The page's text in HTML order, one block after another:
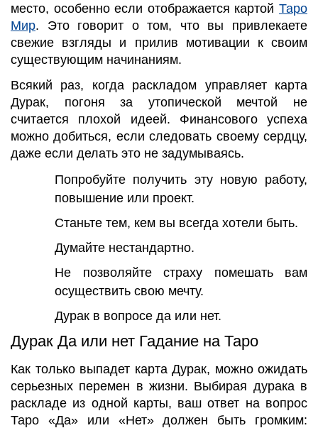
место, особенно если отображается картой Таро
Мир. Это говорит о том, что вы привлекаете
свежие взгляды и прилив мотивации к своим
существующим начинаниям.
Всякий раз, когда раскладом управляет карта
Дурак, погоня за утопической мечтой не
считается плохой идеей. Финансового успеха
можно добиться, если следовать своему сердцу,
даже если делать это не задумываясь.
Попробуйте получить эту новую работу,
повышение или проект.
Станьте тем, кем вы всегда хотели быть.
Думайте нестандартно.
Не позволяйте страху помешать вам
осуществить свою мечту.
Дурак в вопросе да или нет.
Дурак Да или нет Гадание на Таро
Как только выпадет карта Дурак, можно ожидать
серьезных перемен в жизни. Выбирая дурака в
раскладе из одной карты, ваш ответ на вопрос
Таро «Да» или «Нет» должен быть громким: